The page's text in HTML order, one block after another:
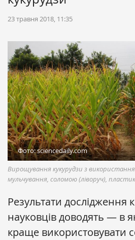
23 травня 2018, 11:35
Фото: sciencedaily.com
Вирощування кукурудзи з
мульчування, соломою (ліворуч),
Результати дослідження
науковців доводять — в
краще використовувати